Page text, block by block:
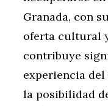
Granada, con
oferta cultural
contribuye
experiencia
la posibilidad